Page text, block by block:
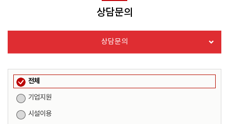
상담문의
상담문의
전체
기업지원
시설이용